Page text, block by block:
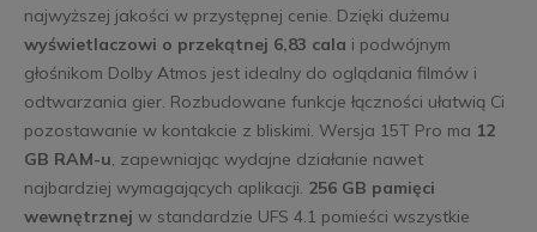
najwyższej jakości w przystępnej cenie. Dzięki dużemu
wyświetlaczowi o przekątnej 6,83 cala i podwójnym
głośnikom Dolby Atmos jest idealny do oglądania filmów i
odtwarzania gier. Rozbudowane funkcje łączności ułatwią Ci
pozostawanie w kontakcie z bliskimi. Wersja 15T Pro ma 12
GB RAM-u, zapewniając wydajne działanie nawet
najbardziej wymagających aplikacji. 256 GB pamięci
wewnętrznej w standardzie UFS 4.1 pomieści wszystkie